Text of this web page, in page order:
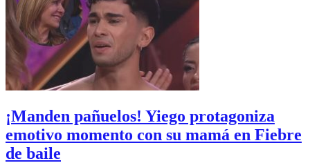
¡Manden pañuelos! Yiego protagoniza
emotivo momento con su mamá en Fiebre
de baile